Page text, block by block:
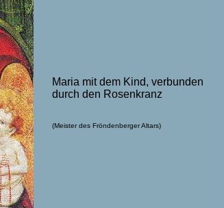
Maria mit dem Kind, verbunden
durch den Rosenkranz
(Meister des Fröndenberger Altars)